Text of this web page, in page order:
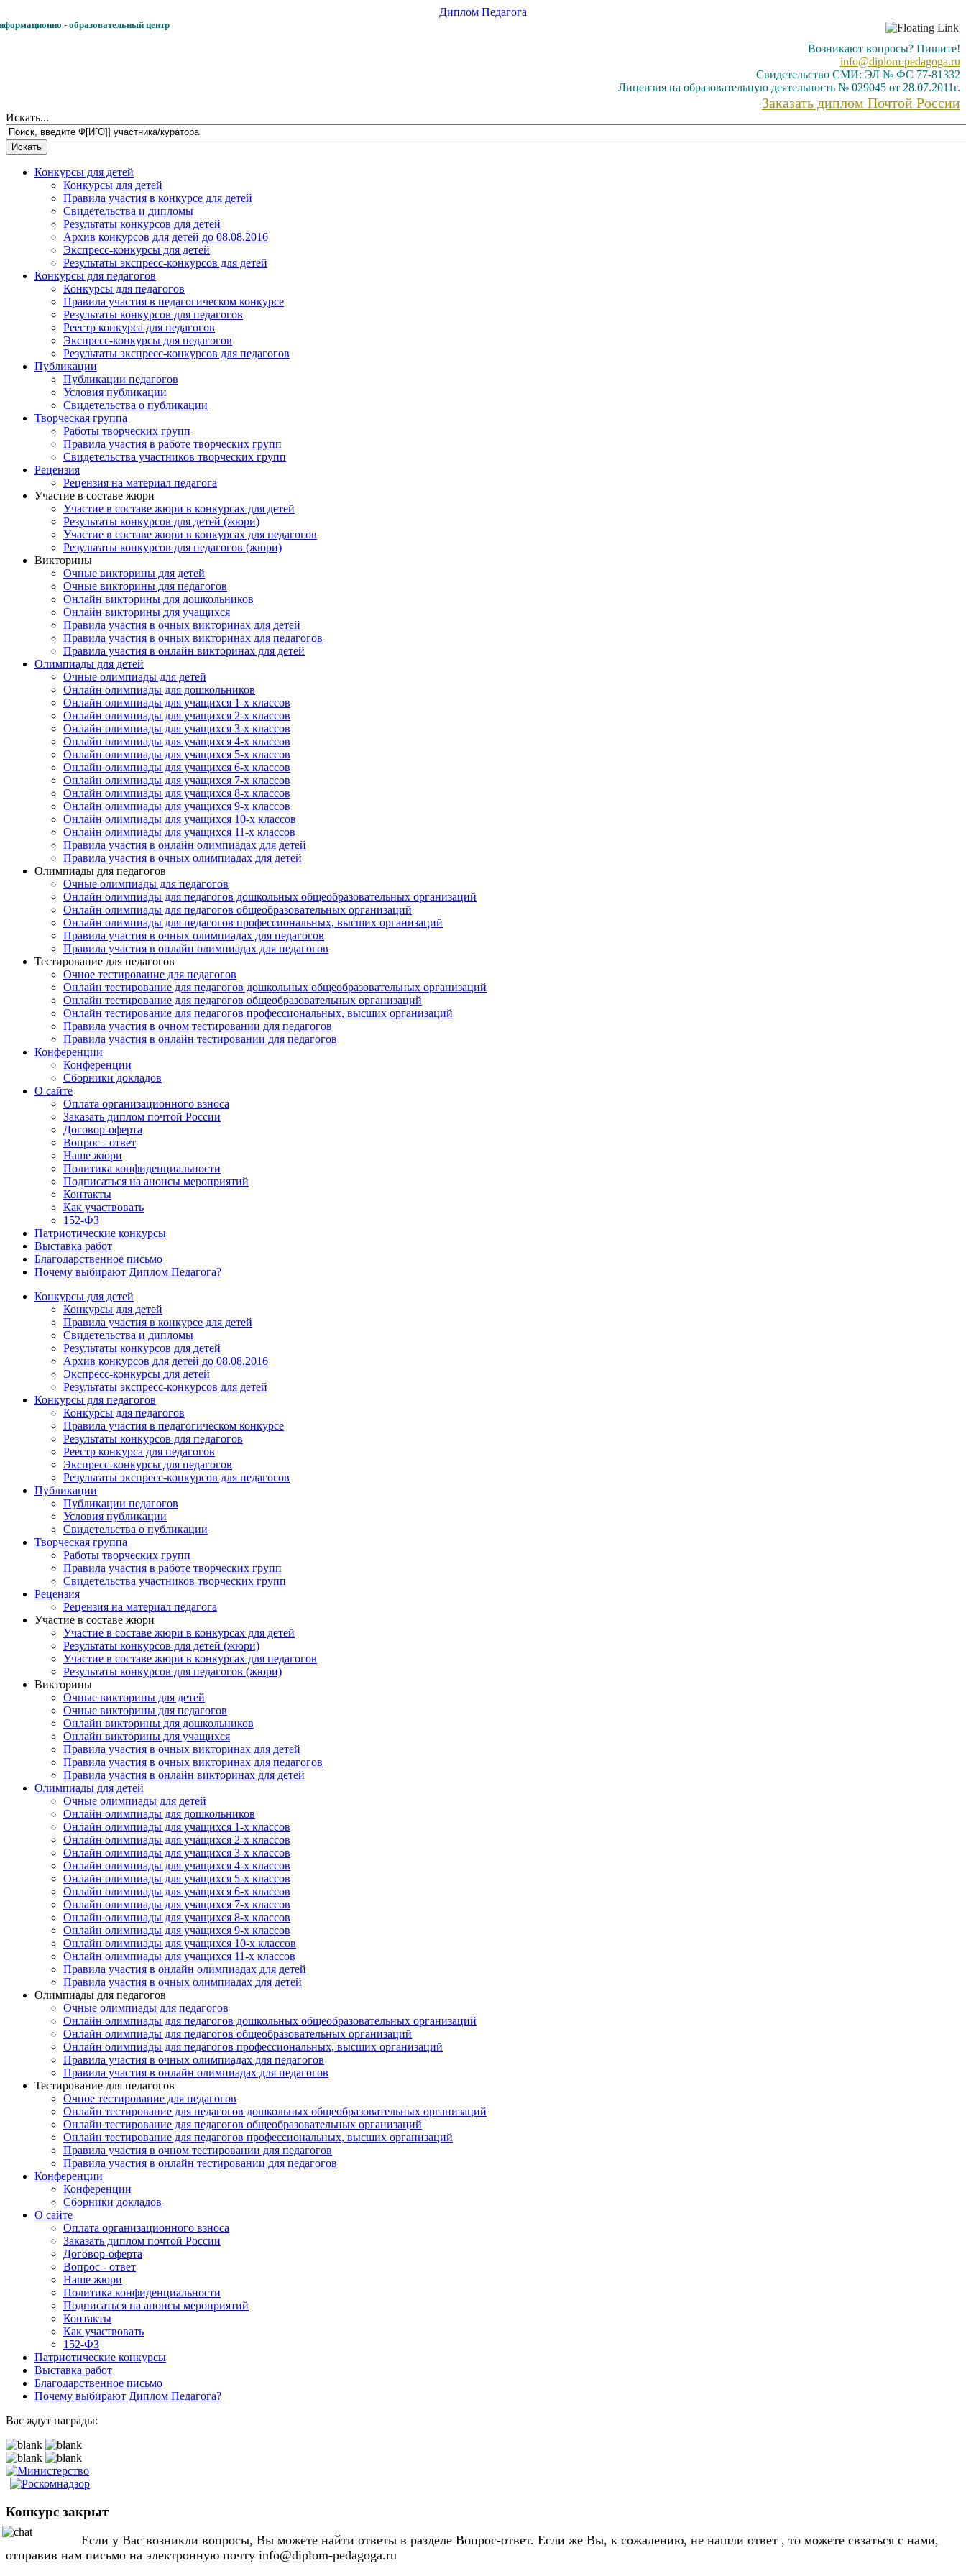
Диплом Педагога
- образовательный центр
Возникают вопросы? Пишите!
info@diplom-pedagoga.ru
Свидетельство СМИ: ЭЛ № ФС 77-81332
Лицензия на образовательную деятельность № 029045 от 28.07.2011г.
Заказать диплом Почтой России
Искать...
Конкурсы для детей
Конкурсы для детей
Правила участия в конкурсе для детей
Свидетельства и дипломы
Результаты конкурсов для детей
Архив конкурсов для детей до 08.08.2016
Экспресс-конкурсы для детей
Результаты экспресс-конкурсов для детей
Конкурсы для педагогов
Конкурсы для педагогов
Правила участия в педагогическом конкурсе
Результаты конкурсов для педагогов
Реестр конкурса для педагогов
Экспресс-конкурсы для педагогов
Результаты экспресс-конкурсов для педагогов
Публикации
Публикации педагогов
Условия публикации
Свидетельства о публикации
Творческая группа
Работы творческих групп
Правила участия в работе творческих групп
Свидетельства участников творческих групп
Рецензия
Рецензия на материал педагога
Участие в составе жюри
Участие в составе жюри в конкурсах для детей
Результаты конкурсов для детей (жюри)
Участие в составе жюри в конкурсах для педагогов
Результаты конкурсов для педагогов (жюри)
Викторины
Очные викторины для детей
Очные викторины для педагогов
Онлайн викторины для дошкольников
Онлайн викторины для учащихся
Правила участия в очных викторинах для детей
Правила участия в очных викторинах для педагогов
Правила участия в онлайн викторинах для детей
Олимпиады для детей
Очные олимпиады для детей
Онлайн олимпиады для дошкольников
Онлайн олимпиады для учащихся 1-х классов
Онлайн олимпиады для учащихся 2-х классов
Онлайн олимпиады для учащихся 3-х классов
Онлайн олимпиады для учащихся 4-х классов
Онлайн олимпиады для учащихся 5-х классов
Онлайн олимпиады для учащихся 6-х классов
Онлайн олимпиады для учащихся 7-х классов
Онлайн олимпиады для учащихся 8-х классов
Онлайн олимпиады для учащихся 9-х классов
Онлайн олимпиады для учащихся 10-х классов
Онлайн олимпиады для учащихся 11-х классов
Правила участия в онлайн олимпиадах для детей
Правила участия в очных олимпиадах для детей
Олимпиады для педагогов
Очные олимпиады для педагогов
Онлайн олимпиады для педагогов дошкольных общеобразовательных организаций
Онлайн олимпиады для педагогов общеобразовательных организаций
Онлайн олимпиады для педагогов профессиональных, высших организаций
Правила участия в очных олимпиадах для педагогов
Правила участия в онлайн олимпиадах для педагогов
Тестирование для педагогов
Очное тестирование для педагогов
Онлайн тестирование для педагогов дошкольных общеобразовательных организаций
Онлайн тестирование для педагогов общеобразовательных организаций
Онлайн тестирование для педагогов профессиональных, высших организаций
Правила участия в очном тестировании для педагогов
Правила участия в онлайн тестировании для педагогов
Конференции
Конференции
Сборники докладов
О сайте
Оплата организационного взноса
Заказать диплом почтой России
Договор-оферта
Вопрос - ответ
Наше жюри
Политика конфиденциальности
Подписаться на анонсы мероприятий
Контакты
Как участвовать
152-ФЗ
Патриотические конкурсы
Выставка работ
Благодарственное письмо
Почему выбирают Диплом Педагога?
Конкурсы для детей
Конкурсы для детей
Правила участия в конкурсе для детей
Свидетельства и дипломы
Результаты конкурсов для детей
Архив конкурсов для детей до 08.08.2016
Экспресс-конкурсы для детей
Результаты экспресс-конкурсов для детей
Конкурсы для педагогов
Конкурсы для педагогов
Правила участия в педагогическом конкурсе
Результаты конкурсов для педагогов
Реестр конкурса для педагогов
Экспресс-конкурсы для педагогов
Результаты экспресс-конкурсов для педагогов
Публикации
Публикации педагогов
Условия публикации
Свидетельства о публикации
Творческая группа
Работы творческих групп
Правила участия в работе творческих групп
Свидетельства участников творческих групп
Рецензия
Рецензия на материал педагога
Участие в составе жюри
Участие в составе жюри в конкурсах для детей
Результаты конкурсов для детей (жюри)
Участие в составе жюри в конкурсах для педагогов
Результаты конкурсов для педагогов (жюри)
Викторины
Очные викторины для детей
Очные викторины для педагогов
Онлайн викторины для дошкольников
Онлайн викторины для учащихся
Правила участия в очных викторинах для детей
Правила участия в очных викторинах для педагогов
Правила участия в онлайн викторинах для детей
Олимпиады для детей
Очные олимпиады для детей
Онлайн олимпиады для дошкольников
Онлайн олимпиады для учащихся 1-х классов
Онлайн олимпиады для учащихся 2-х классов
Онлайн олимпиады для учащихся 3-х классов
Онлайн олимпиады для учащихся 4-х классов
Онлайн олимпиады для учащихся 5-х классов
Онлайн олимпиады для учащихся 6-х классов
Онлайн олимпиады для учащихся 7-х классов
Онлайн олимпиады для учащихся 8-х классов
Онлайн олимпиады для учащихся 9-х классов
Онлайн олимпиады для учащихся 10-х классов
Онлайн олимпиады для учащихся 11-х классов
Правила участия в онлайн олимпиадах для детей
Правила участия в очных олимпиадах для детей
Олимпиады для педагогов
Очные олимпиады для педагогов
Онлайн олимпиады для педагогов дошкольных общеобразовательных организаций
Онлайн олимпиады для педагогов общеобразовательных организаций
Онлайн олимпиады для педагогов профессиональных, высших организаций
Правила участия в очных олимпиадах для педагогов
Правила участия в онлайн олимпиадах для педагогов
Тестирование для педагогов
Очное тестирование для педагогов
Онлайн тестирование для педагогов дошкольных общеобразовательных организаций
Онлайн тестирование для педагогов общеобразовательных организаций
Онлайн тестирование для педагогов профессиональных, высших организаций
Правила участия в очном тестировании для педагогов
Правила участия в онлайн тестировании для педагогов
Конференции
Конференции
Сборники докладов
О сайте
Оплата организационного взноса
Заказать диплом почтой России
Договор-оферта
Вопрос - ответ
Наше жюри
Политика конфиденциальности
Подписаться на анонсы мероприятий
Контакты
Как участвовать
152-ФЗ
Патриотические конкурсы
Выставка работ
Благодарственное письмо
Почему выбирают Диплом Педагога?
Вас ждут награды:
Конкурс закрыт
Если у Вас возникли вопросы, Вы можете найти ответы в разделе Вопрос-ответ. Если же Вы, к сожалению, не нашли ответ , то можете свзаться с нами,
отправив нам письмо на электронную почту info@diplom-pedagoga.ru